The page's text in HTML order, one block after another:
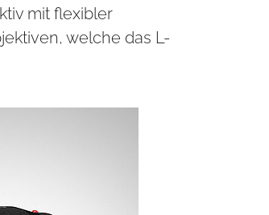
mit flexibler
welche das L-